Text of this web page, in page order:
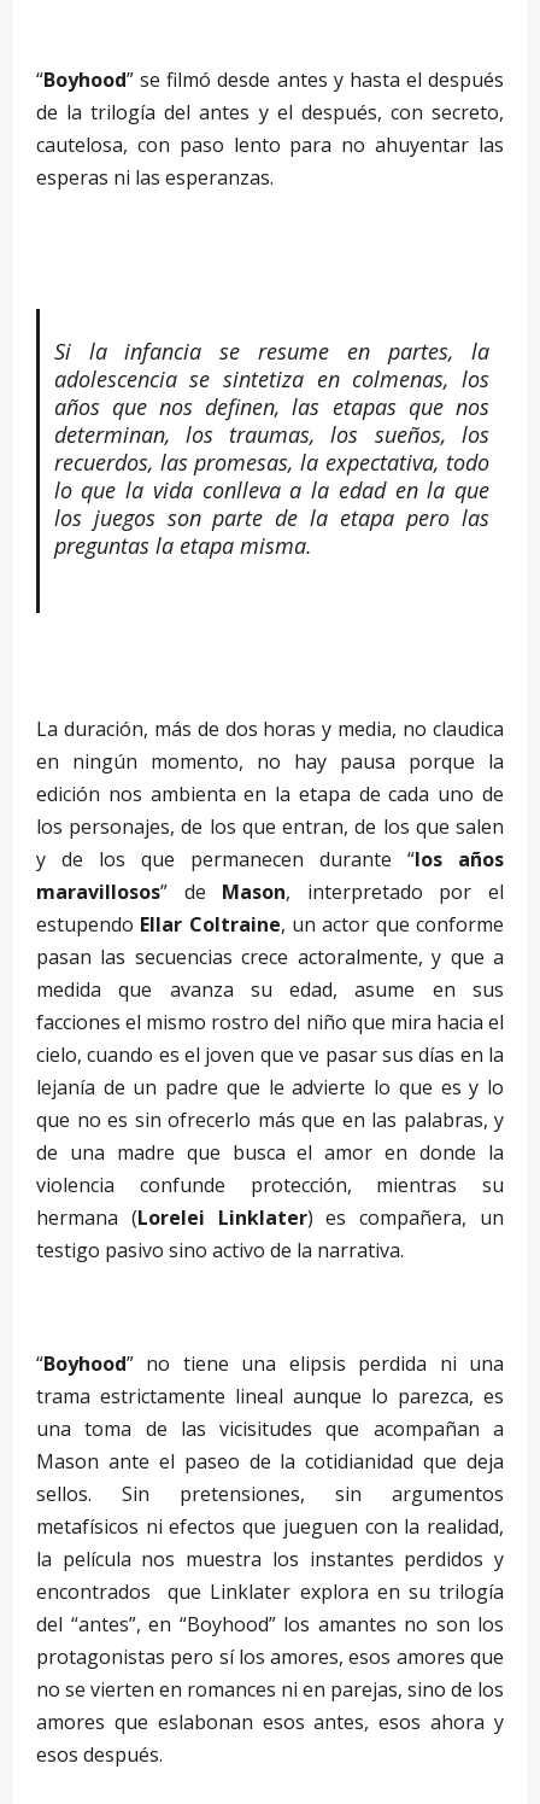
“Boyhood” se filmó desde antes y hasta el después
de la trilogía del antes y el después, con secreto,
cautelosa, con paso lento para no ahuyentar las
esperas ni las esperanzas.
Si la infancia se resume en partes, la
adolescencia se sintetiza en colmenas, los
años que nos definen, las etapas que nos
determinan, los traumas, los sueños, los
recuerdos, las promesas, la expectativa, todo
lo que la vida conlleva a la edad en la que
los juegos son parte de la etapa pero las
preguntas la etapa misma.
La duración, más de dos horas y media, no claudica
en ningún momento, no hay pausa porque la
edición nos ambienta en la etapa de cada uno de
los personajes, de los que entran, de los que salen
y de los que permanecen durante “los años
maravillosos” de Mason, interpretado por el
estupendo Ellar Coltraine, un actor que conforme
pasan las secuencias crece actoralmente, y que a
medida que avanza su edad, asume en sus
facciones el mismo rostro del niño que mira hacia el
cielo, cuando es el joven que ve pasar sus días en la
lejanía de un padre que le advierte lo que es y lo
que no es sin ofrecerlo más que en las palabras, y
de una madre que busca el amor en donde la
violencia confunde protección, mientras su
hermana (Lorelei Linklater) es compañera, un
testigo pasivo sino activo de la narrativa.
“Boyhood” no tiene una elipsis perdida ni una
trama estrictamente lineal aunque lo parezca, es
una toma de las vicisitudes que acompañan a
Mason ante el paseo de la cotidianidad que deja
sellos. Sin pretensiones, sin argumentos
metafísicos ni efectos que jueguen con la realidad,
la película nos muestra los instantes perdidos y
encontrados que Linklater explora en su trilogía
del “antes”, en “Boyhood” los amantes no son los
protagonistas pero sí los amores, esos amores que
no se vierten en romances ni en parejas, sino de los
amores que eslabonan esos antes, esos ahora y
esos después.